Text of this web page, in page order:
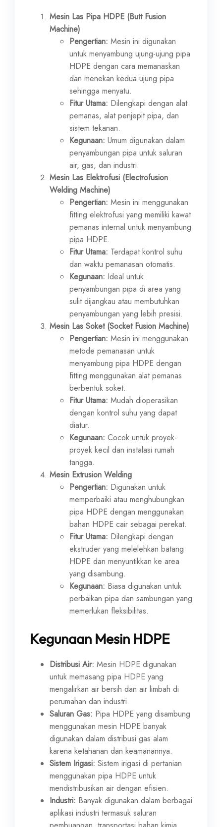
Mesin Las Pipa HDPE (Butt Fusion
Machine)
Pengertian: Mesin ini digunakan
untuk menyambung ujung-ujung pipa
HDPE dengan cara memanaskan
dan menekan kedua ujung pipa
sehingga menyatu.
Fitur Utama: Dilengkapi dengan alat
pemanas, alat penjepit pipa, dan
sistem tekanan.
Kegunaan: Umum digunakan dalam
penyambungan pipa untuk saluran
air, gas, dan industri.
Mesin Las Elektrofusi (Electrofusion
Welding Machine)
Pengertian: Mesin ini menggunakan
fitting elektrofusi yang memiliki kawat
pemanas internal untuk menyambung
pipa HDPE.
Fitur Utama: Terdapat kontrol suhu
dan waktu pemanasan otomatis.
Kegunaan: Ideal untuk
penyambungan pipa di area yang
sulit dijangkau atau membutuhkan
penyambungan yang lebih presisi.
Mesin Las Soket (Socket Fusion Machine)
Pengertian: Mesin ini menggunakan
metode pemanasan untuk
menyambung pipa HDPE dengan
fitting menggunakan alat pemanas
berbentuk soket.
Fitur Utama: Mudah dioperasikan
dengan kontrol suhu yang dapat
diatur.
Kegunaan: Cocok untuk proyek-
proyek kecil dan instalasi rumah
tangga.
Mesin Extrusion Welding
Pengertian: Digunakan untuk
memperbaiki atau menghubungkan
pipa HDPE dengan menggunakan
bahan HDPE cair sebagai perekat.
Fitur Utama: Dilengkapi dengan
ekstruder yang melelehkan batang
HDPE dan menyuntikkan ke area
yang disambung.
Kegunaan: Biasa digunakan untuk
perbaikan pipa dan sambungan yang
memerlukan fleksibilitas.
Kegunaan Mesin HDPE
Distribusi Air: Mesin HDPE digunakan
untuk memasang pipa HDPE yang
mengalirkan air bersih dan air limbah di
perumahan dan industri.
Saluran Gas: Pipa HDPE yang disambung
menggunakan mesin HDPE banyak
digunakan dalam distribusi gas alam
karena ketahanan dan keamanannya.
Sistem Irigasi: Sistem irigasi di pertanian
menggunakan pipa HDPE untuk
mendistribusikan air dengan efisien.
Industri: Banyak digunakan dalam berbagai
aplikasi industri termasuk saluran